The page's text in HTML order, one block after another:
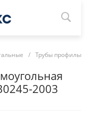
/ Трубы
2003